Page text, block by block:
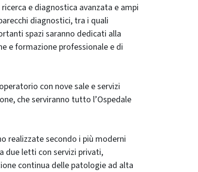
e diagnostica avanzata e ampi
diagnostici, tra i quali
spazi saranno dedicati alla
e formazione professionale e di
con nove sale e servizi
che serviranno tutto l’Ospedale
realizzate secondo i più moderni
due letti con servizi privati,
continua delle patologie ad alta